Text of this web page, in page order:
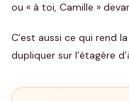
ou « à toi, Camille »
C’est aussi ce qui rend
dupliquer sur l’étagère